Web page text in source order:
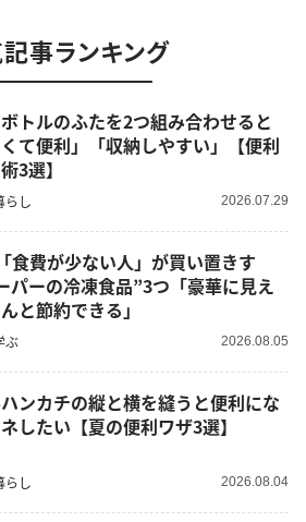
事ランキング
トルのふたを2つ組み合わせると
くて便利」「収納しやすい」【便利
3選】
らし 2026.07.29
パーの冷凍食品”3つ「豪華に見え
と節約できる」
ぶ 2026.08.05
ンカチの縦と横を縫うと便利にな
したい【夏の便利ワザ3選】
らし 2026.08.04